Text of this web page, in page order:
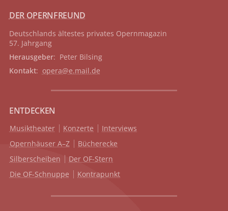
DER OPERNFREUND
Deutschlands ältestes privates Opernmagazin
57. Jahrgang
Herausgeber: Peter Bilsing
Kontakt: opera@e.mail.de
ENTDECKEN
Musiktheater Konzerte
Interviews
Opernhäuser A–Z
Bücherecke
Silberscheiben
Der OF-Stern
Die OF-Schnuppe
Kontrapunkt